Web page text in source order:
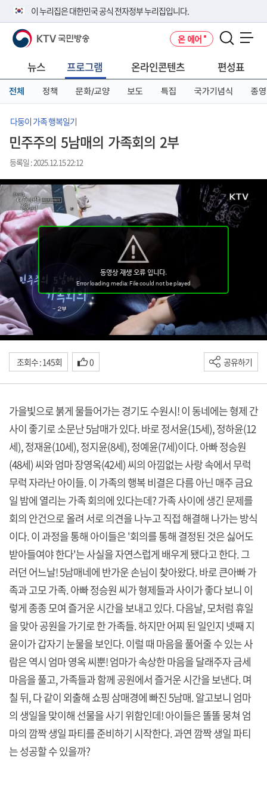
이 누리집은 대한민국 공식 전자정부 누리집입니다.
공식 누리집 주소 확인하기
니다.
이밖에 or.kr 또는 .kr등 다른 도메인 주소를 사용하고 있다면 아래 URL에
서 도메인 주소를 확인해 보세요
KTV 국민방송 온 에어
뉴스 프로그램 온라인콘텐츠 편성표
전체 정책 문화/교양 보도 특집 국가기념식 종영
다둥이 가족 행복일기
민주주의 5남매의 가족회의 2부
등록일 : 2025.12.15 22:12
조회수 : 145회 0 공유하기
가을빛으로 붉게 물들어가는 경기도 수원시! 이 동네에는 형제 간
사이 좋기로 소문난 5남매가 있다. 바로 정서윤(15세), 정하윤(12
세), 정재윤(10세), 정지윤(8세), 정예윤(7세)이다. 아빠 정승원
(48세) 씨와 엄마 장영옥(42세) 씨의 아낌없는 사랑 속에서 무럭
무럭 자라난 아이들. 이 가족의 행복 비결은 다름 아닌 매주 금요
일 밤에 열리는 가족 회의에 있다는데? 가족 사이에 생긴 문제를
회의 안건으로 올려 서로 의견을 나누고 직접 해결해 나가는 방식
이다. 이 과정을 통해 아이들은 '회의를 통해 결정된 것은 싫어도
받아들여야 한다'는 사실을 자연스럽게 배우게 됐다고 한다. 그
러던 어느날! 5남매네에 반가운 손님이 찾아왔다. 바로 큰아빠 가
족과 고모 가족. 아빠 정승원 씨가 형제들과 사이가 좋다 보니 이
렇게 종종 모여 즐거운 시간을 보내고 있다. 다음날, 모처럼 휴일
을 맞아 공원을 가기로 한 가족들. 하지만 어찌 된 일인지 넷째 지
윤이가 갑자기 눈물을 보인다. 이럴 때 마음을 풀어줄 수 있는 사
람은 역시 엄마 영옥 씨뿐! 엄마가 속상한 마음을 달래주자 금세
마음을 풀고, 가족들과 함께 공원에서 즐거운 시간을 보낸다. 며
칠 뒤, 다 같이 외출해 쇼핑 삼매경에 빠진 5남매. 알고보니 엄마
의 생일을 맞이해 선물을 사기 위함인데! 아이들은 똘똘 뭉쳐 엄
마의 깜짝 생일 파티를 준비하기 시작한다. 과연 깜짝 생일 파티
는 성공할 수 있을까?